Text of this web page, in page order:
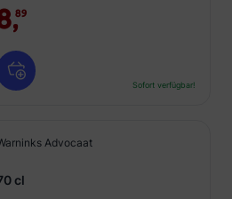
89
Sofort verfügbar!
Advocaat
cl